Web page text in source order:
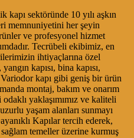
kapı sektöründe 10 yılı aşkın
memnuniyetini her şeyin
ve profesyonel hizmet
Tecrübeli ekibimiz, en
ihtiyaçlarına özel
kapısı, bina kapısı,
kapı gibi geniş bir ürün
montaj, bakım ve onarım
yaklaşımımız ve kaliteli
yaşam alanları sunmayı
Kapılar tercih ederek,
temeller üzerine kurmuş